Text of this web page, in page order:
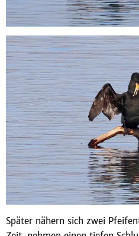
Später nähern sich zwei